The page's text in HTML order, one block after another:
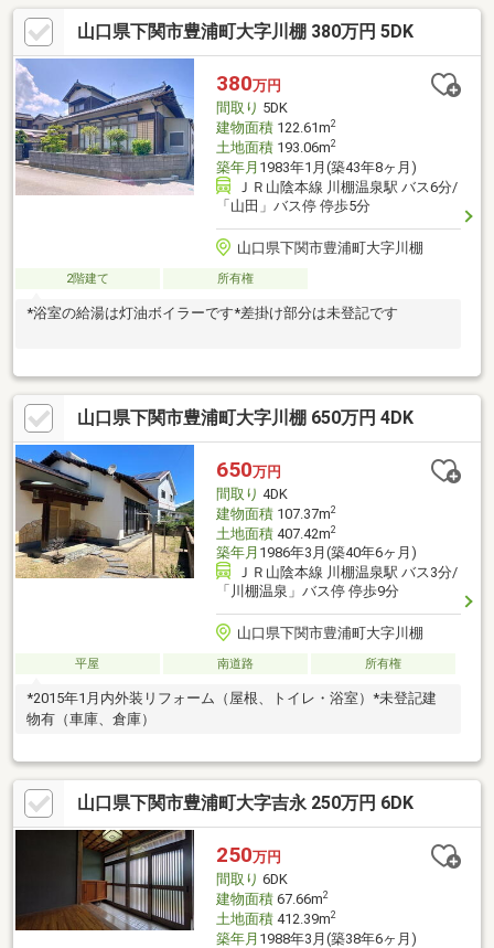
山口県下関市豊浦町大字川棚 380万円 5DK
380万円
間取り 5DK
建物面積122.61m2
土地面積193.06m2
築年月 1983年1月(築43年8ヶ月)
ＪＲ山陰本線 川棚温泉駅 バス6分/
「山田」バス停 停歩5分
山口県下関市豊浦町大字川棚
2階建て 所有権
*浴室の給湯は灯油ボイラーです*差掛け部分は未登記です
山口県下関市豊浦町大字川棚 650万円 4DK
650万円
間取り 4DK
建物面積107.37m2
土地面積407.42m2
築年月 1986年3月(築40年6ヶ月)
ＪＲ山陰本線 川棚温泉駅 バス3分/
「川棚温泉」バス停 停歩9分
山口県下関市豊浦町大字川棚
平屋 南道路 所有権
*2015年1月内外装リフォーム（屋根、トイレ・浴室）*未登記建
物有（車庫、倉庫）
山口県下関市豊浦町大字吉永 250万円 6DK
250万円
間取り 6DK
建物面積67.66m2
土地面積412.39m2
築年月 1988年3月(築38年6ヶ月)